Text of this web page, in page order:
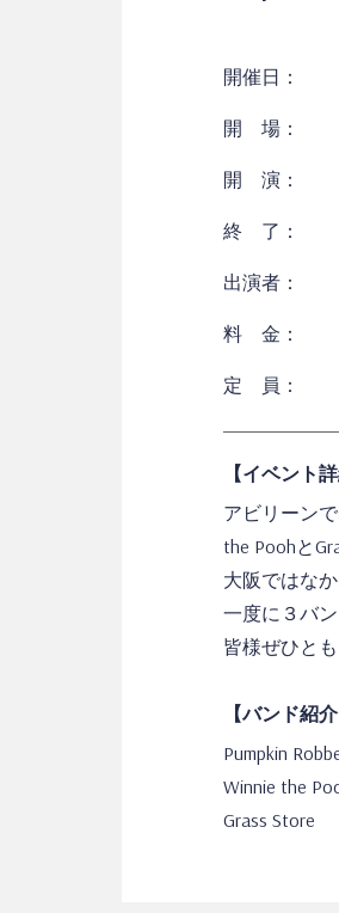
開催日：
開 場：
開 演：
終 了：
出演者：
料 金：
定 員：
【イベント詳
アビリーン
the Poohと
大阪ではな
一度に３バ
皆様ぜひと
【バンド紹介
Pumpkin
Winnie the
Grass Store